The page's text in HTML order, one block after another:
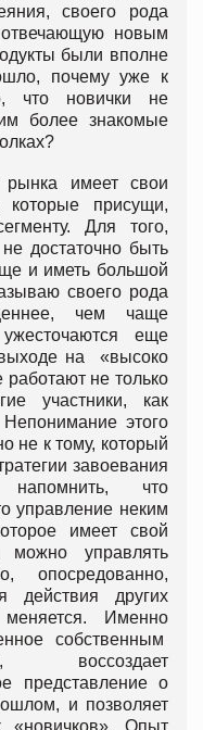
своего рода
новым
были вполне
почему уже к
что новички не
более знакомые
имеет свои
которые присущи,
Для того,
достаточно быть
и иметь большой
своего рода
чем чаще
еще
на «высоко
не только
участники, как
этого
не к тому, который
завоевания
что
управление неким
имеет свой
можно управлять
опосредованно,
действия других
Именно
собственным
воссоздает
представление о
и позволяет
«новичков». Опыт